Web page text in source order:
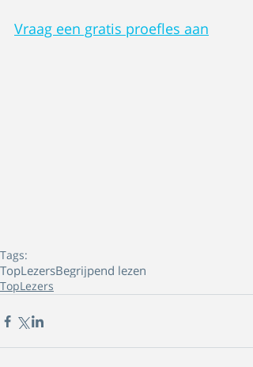
Vraag een gratis proefles aan
Tags:
TopLezersBegrijpend lezen
TopLezers